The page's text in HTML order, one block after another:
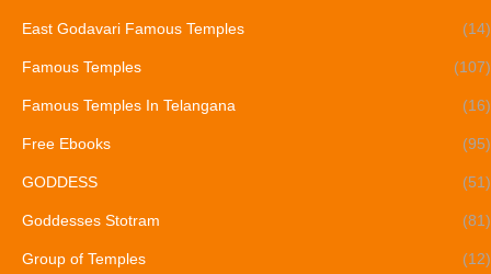
East Godavari Famous Temples (14)
Famous Temples (107)
Famous Temples In Telangana (16)
Free Ebooks (95)
GODDESS (51)
Goddesses Stotram (81)
Group of Temples (12)